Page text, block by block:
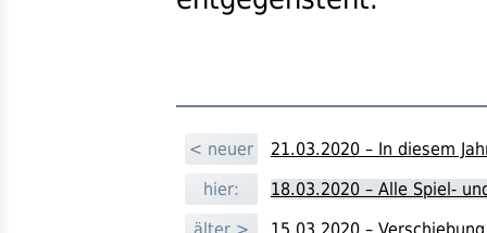
< neuer
21.03.2020 – In diesem
hier:
18.03.2020 – Alle Spiel-